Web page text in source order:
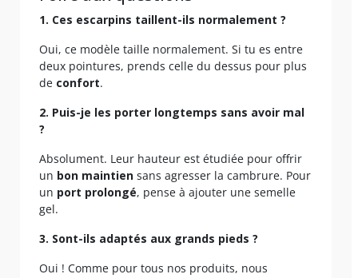
1. Ces escarpins taillent-ils normalement ?
Oui, ce modèle taille normalement. Si tu es entre
deux pointures, prends celle du dessus pour plus
de confort.
2. Puis-je les porter longtemps sans avoir mal
?
Absolument. Leur hauteur est étudiée pour offrir
un bon maintien sans agresser la cambrure. Pour
un port prolongé, pense à ajouter une semelle
gel.
3. Sont-ils adaptés aux grands pieds ?
Oui ! Comme pour tous nos produits, nous